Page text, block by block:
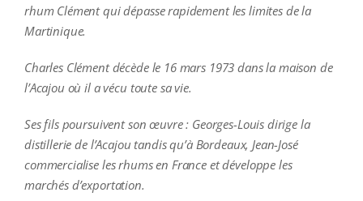
rhum Clément qui dépasse rapidement les limites de la
Martinique.
Charles Clément décède le 16 mars 1973 dans la maison de
l’Acajou où il a vécu toute sa vie.
Ses fils poursuivent son œuvre : Georges-Louis dirige la
distillerie de l’Acajou tandis qu’à Bordeaux, Jean-José
commercialise les rhums en France et développe les
marchés d’exportation.